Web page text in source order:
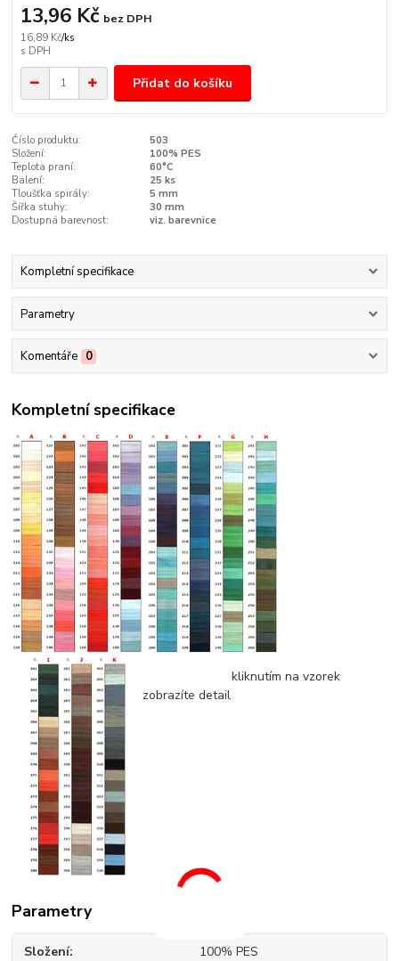
16,89 Kč/ks
13,96 Kč bez DPH
Přidat do košíku
Číslo produktu:
503
Složení:
100% PES
Teplota praní:
60°C
Balení:
25 ks
Tloušťka spirály:
5 mm
Šířka stuhy:
30 mm
Dostupná barevnost:
viz. barevnice
Kompletní specifikace
Parametry
Komentáře 0
Kompletní specifikace
kliknutím na vzorek
zobrazíte detail
Parametry
Složení 100% PES